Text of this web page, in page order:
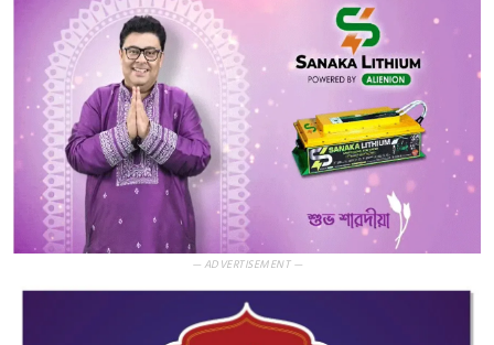
— ADVERTISEMENT —